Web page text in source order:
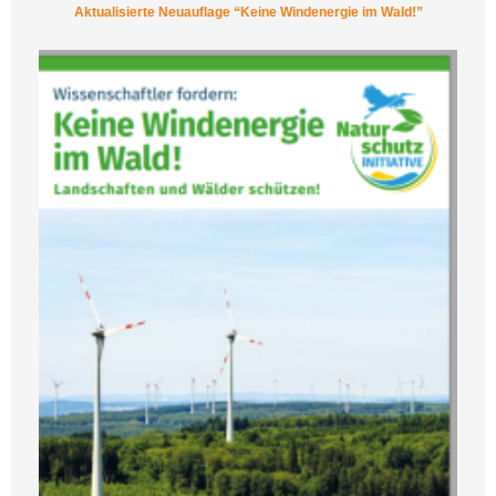
Aktualisierte Neuauflage “Keine Windenergie im Wald!”